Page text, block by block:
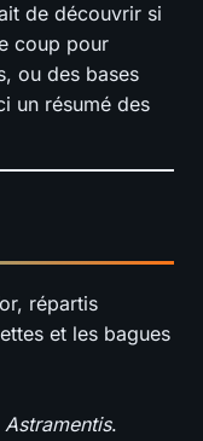
de découvrir si
coup pour
ou des bases
un résumé des
répartis
et les bagues
Astramentis.